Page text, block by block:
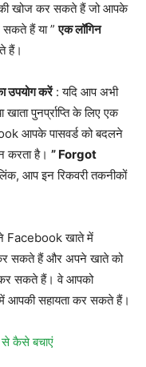
की खोज कर सकते हैं जो आपके
सकते हैं या ”एक लॉगिन
हैं।
उपयोग करें: यदि आप अभी
पुनर्प्राप्ति के लिए एक
आपके पासवर्ड को बदलने
करता है। ” Forgot
आप इन रिकवरी तकनीकों
Facebook खाते में
सकते हैं और अपने खाते को
कर सकते हैं। वे आपको
में आपकी सहायता कर सकते हैं।
से कैसे बचाएं